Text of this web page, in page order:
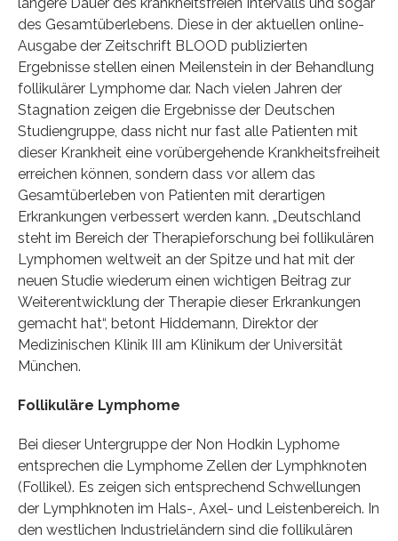
des Gesamtüberlebens. Diese in der aktuellen online-
Ausgabe der Zeitschrift BLOOD publizierten
Ergebnisse stellen einen Meilenstein in der Behandlung
follikulärer Lymphome dar. Nach vielen Jahren der
Stagnation zeigen die Ergebnisse der Deutschen
Studiengruppe, dass nicht nur fast alle Patienten mit
dieser Krankheit eine vorübergehende Krankheitsfreiheit
erreichen können, sondern dass vor allem das
Gesamtüberleben von Patienten mit derartigen
Erkrankungen verbessert werden kann. „Deutschland
steht im Bereich der Therapieforschung bei follikulären
Lymphomen weltweit an der Spitze und hat mit der
neuen Studie wiederum einen wichtigen Beitrag zur
Weiterentwicklung der Therapie dieser Erkrankungen
gemacht hat“, betont Hiddemann, Direktor der
Medizinischen Klinik III am Klinikum der Universität
München.
Follikuläre Lymphome
Bei dieser Untergruppe der Non Hodkin Lyphome
entsprechen die Lymphome Zellen der Lymphknoten
(Follikel). Es zeigen sich entsprechend Schwellungen
der Lymphknoten im Hals-, Axel- und Leistenbereich. In
den westlichen Industrieländern sind die follikulären